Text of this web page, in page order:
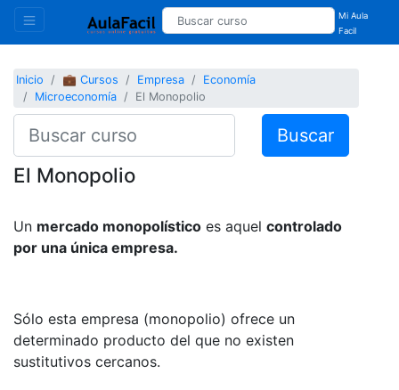
Mi Aula
Facil
Inicio 💼 Cursos Empresa
Economía
Microeconomía
El Monopolio
Buscar
El Monopolio
Un mercado monopolístico es aquel controlado
por una única empresa.
Sólo esta empresa (monopolio) ofrece un
determinado producto del que no existen
sustitutivos cercanos.